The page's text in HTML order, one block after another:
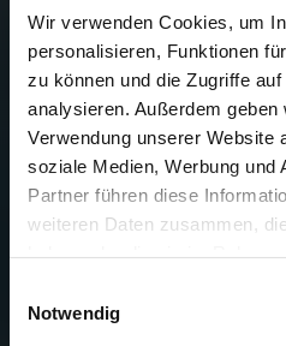
Wir verwenden Cookies, um
personalisieren, Funktionen
zu können und die Zugriffe
analysieren. Außerdem
Verwendung unserer Website
soziale Medien, Werbung und
Partner führen diese
weiteren Daten zusammen,
Notwendig